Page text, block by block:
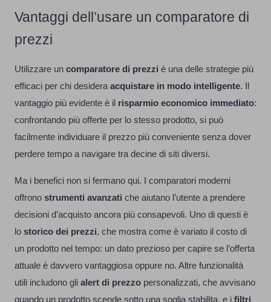
Vantaggi dell’usare un comparatore di
prezzi
Utilizzare un comparatore di prezzi è una delle strategie più
efficaci per chi desidera acquistare in modo intelligente. Il
vantaggio più evidente è il risparmio economico immediato:
confrontando più offerte per lo stesso prodotto, si può
facilmente individuare il prezzo più conveniente senza dover
perdere tempo a navigare tra decine di siti diversi.
Ma i benefici non si fermano qui. I comparatori moderni
offrono strumenti avanzati che aiutano l’utente a prendere
decisioni d’acquisto ancora più consapevoli. Uno di questi è
lo storico dei prezzi, che mostra come è variato il costo di
un prodotto nel tempo: un dato prezioso per capire se l’offerta
attuale è davvero vantaggiosa oppure no. Altre funzionalità
utili includono gli alert di prezzo personalizzati, che avvisano
quando un prodotto scende sotto una soglia stabilita, e i filtri